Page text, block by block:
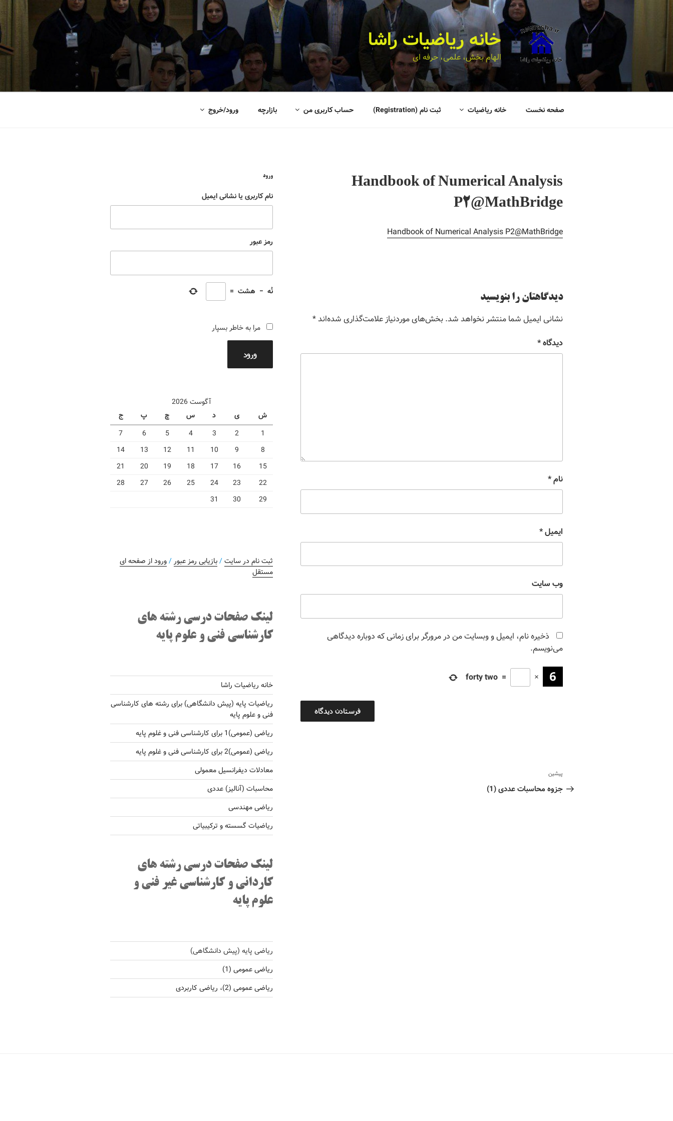
خانه ریاضیات راشا
الهام بخش، علمی، حرفه ای
صفحه نخست خانه ریاضیات ثبت نام (Registration) حساب کاربری من بازارچه ورود/خروج
Handbook of Numerical Analysis
P2@MathBridge
Handbook of Numerical Analysis P2@MathBridge
دیدگاهتان را بنویسید
نشانی ایمیل شما منتشر نخواهد شد. بخش‌های موردنیاز علامت‌گذاری شده‌اند*
دیدگاه*
نام*
ایمیل*
وب‌ سایت
ذخیره نام، ایمیل و وبسایت من در مرورگر برای زمانی که دوباره دیدگاهی
می‌نویسم.
×
=
forty two
پیشین
جزوه محاسبات عددی (1)
ورود
نام کاربری یا نشانی ایمیل
رمز عبور
نُه − هشت =
مرا به خاطر بسپار
ورود
آگوست 2026
ش
ی د س چ پ
ج
1
2
3
4
5
6
7
8
9
10
11
12
13
14
15
16
17
18
19
20
21
22
23
24
25
26
27
28
29
30
31
ثبت نام در سایت/بازیابی رمز عبور /ورود از صفحه ای
مستقل
لینک صفحات درسی رشته های
کارشناسی فنی و علوم پایه
خانه ریاضیات راشا
ریاضیات پایه (پیش دانشگاهی) برای رشته های کارشناسی
فنی و علوم پایه
ریاضی (عمومی)1 برای کارشناسی فنی و غلوم پایه
ریاضی (عمومی)2 برای کارشناسی فنی و غلوم پایه
معادلات دیفرانسیل معمولی
محاسبات (آنالیز) عددی
ریاضی مهندسی
ریاضیات گسسته و ترکیبیاتی
لینک صفحات درسی رشته های
کاردانی و کارشناسی غیر فنی و
علوم پایه
ریاضی پایه (پیش دانشگاهی)
ریاضی عمومی (1)
ریاضی عمومی (2)، ریاضی کاربردی